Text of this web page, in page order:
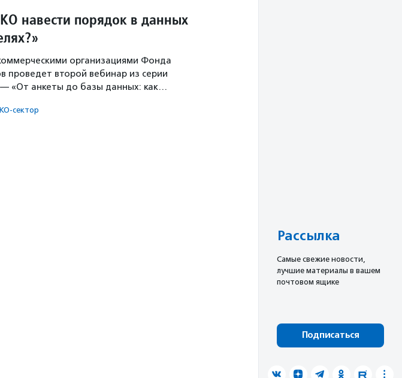
навести порядок в данных
организациями Фонда
проведет второй вебинар из серии
«От анкеты до базы данных: как…
сектор
Рассылка
Cамые свежие новости,
лучшие материалы в вашем
почтовом ящике
Подписаться